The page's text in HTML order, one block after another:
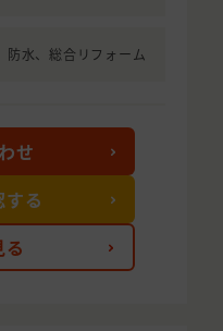
防水、総合リフォーム
せ
る